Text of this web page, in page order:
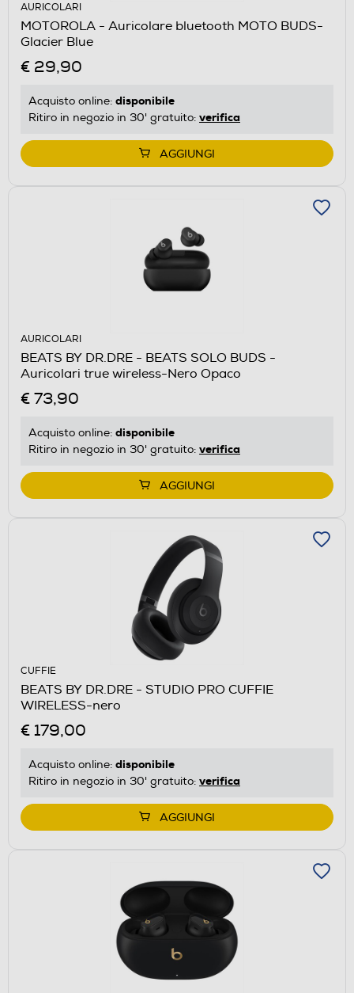
AURICOLARI
MOTOROLA - Auricolare bluetooth MOTO BUDS-
Glacier Blue
€ 29,90
Acquisto online: disponibile
Ritiro in negozio in 30' gratuito: verifica
AGGIUNGI
AURICOLARI
BEATS BY DR.DRE - BEATS SOLO BUDS -
Auricolari true wireless-Nero Opaco
€ 73,90
Acquisto online: disponibile
Ritiro in negozio in 30' gratuito: verifica
AGGIUNGI
CUFFIE
BEATS BY DR.DRE - STUDIO PRO CUFFIE
WIRELESS-nero
€ 179,00
Acquisto online: disponibile
Ritiro in negozio in 30' gratuito: verifica
AGGIUNGI